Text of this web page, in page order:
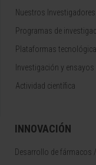
Nuestros Investigadores
Programas de
Plataformas
Investigación y
Actividad científica
INNOVACIÓN
Desarrollo de fármacos